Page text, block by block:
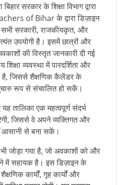
सरकार के शिक्षा विभाग द्वारा
of Bihar के द्वारा डिज़ाइन
सभी सरकारी, राजकीयकृत, और
उपयोगी है। इसमें छात्रों और
की विस्तृत जानकारी दी गई
व्यवस्था में पारदर्शिता और
है, जिससे शैक्षणिक कैलेंडर के
रूप से संचालित हो सकें।
तालिका एक महत्वपूर्ण संदर्भ
जिससे वे अपने व्यक्तिगत और
आसानी से बना सकें।
जोड़ा गया है, जो अवकाशों को और
में सहायक है। इस डिज़ाइन के
कार्यों, गृह कार्यों और